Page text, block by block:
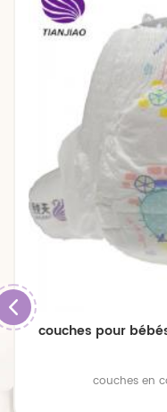
couches pour
couches en